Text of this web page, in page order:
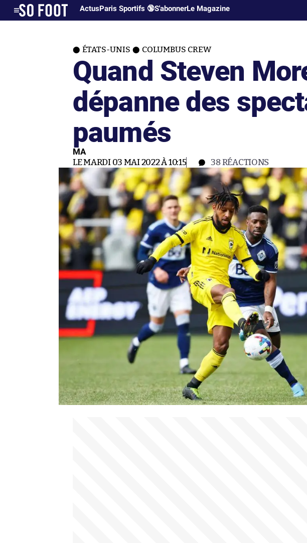
ActusParis Sportifs 🔞S'abonnerLe Magazine
ÉTATS-UNIS COLUMBUS CREW
Quand Steven
dépanne des
paumés
MA
LE MARDI 03 MAI 2022 À 10:15 38RÉACTIONS